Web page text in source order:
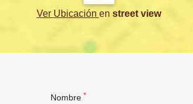
Ver Ubicación en street view
Nombre *